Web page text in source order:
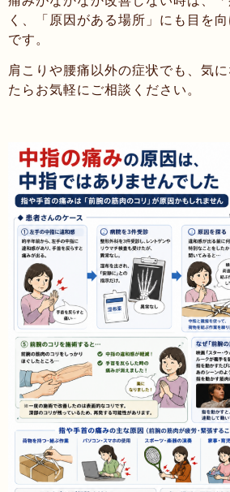
く、「原因がある場所」にも目を
です。
肩こりや腰痛以外の症状でも、気
たらお気軽にご相談ください。